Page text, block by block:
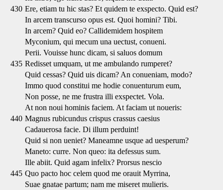
430 Ere, etiam tu hic stas? Et quidem te exspecto. Quid est?
In arcem transcurso opus est. Quoi homini? Tibi.
In arcem? Quid eo? Callidemidem hospitem
Myconium, qui mecum una uectust, conueni.
Perii. Vouisse hunc dicam, si saluos domum
435 Redisset umquam, ut me ambulando rumperet?
Quid cessas? Quid uis dicam? An conueniam, modo?
Immo quod constitui me hodie conuenturum eum,
Non posse, ne me frustra illi exspectet. Vola.
At non noui hominis faciem. At faciam ut noueris:
440 Magnus rubicundus crispus crassus caesius
Cadauerosa facie. Di illum perduint!
Quid si non ueniet? Maneamne usque ad uesperum?
Maneto: curre. Non queo: ita defessus sum.
Ille abiit. Quid agam infelix? Prorsus nescio
445 Quo pacto hoc celem quod me orauit Myrrina,
Suae gnatae partum; nam me miseret mulieris.